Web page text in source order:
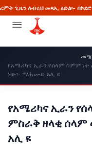
መጻኢ ዕድል፡- በኮደሮች
የአሜሪካና ኢራን የሰላም
ነው፡- ማሕሙድ አሊ ዩ
የአሜሪካና ኢራን
ምስራቅ ዘላቂ
አሊ ዩ